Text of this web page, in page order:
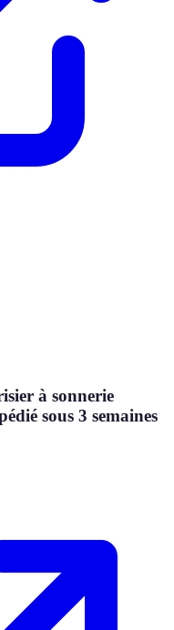
à sonnerie
sous 3 semaines